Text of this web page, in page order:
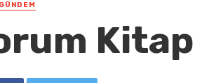
GÜNDEM
Kitap